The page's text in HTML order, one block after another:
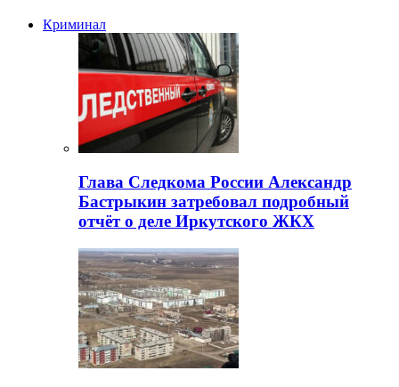
Криминал
Глава Следкома России Александр
Бастрыкин затребовал подробный
отчёт о деле Иркутского ЖКХ